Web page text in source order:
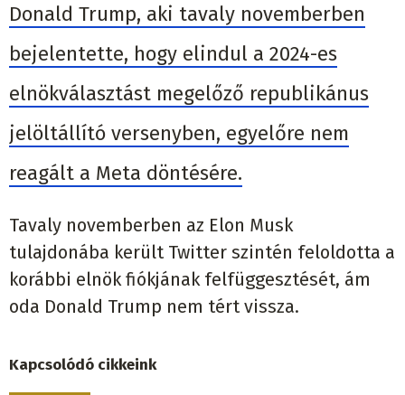
Donald Trump, aki tavaly novemberben
bejelentette, hogy elindul a 2024-es
elnökválasztást megelőző republikánus
jelöltállító versenyben, egyelőre nem
reagált a Meta döntésére.
Tavaly novemberben az Elon Musk
tulajdonába került Twitter szintén feloldotta a
korábbi elnök fiókjának felfüggesztését, ám
oda Donald Trump nem tért vissza.
Kapcsolódó cikkeink